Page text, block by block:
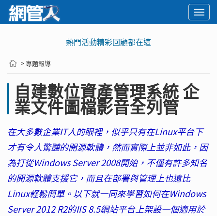
熱門活動精彩回顧都在這
> 專題報導
自建數位資產管理系統 企
業文件圖檔影音全列管
在大多數企業IT人的眼裡，似乎只有在Linux平台下
才有令人驚豔的開源軟體，然而實際上並非如此，因
為打從Windows Server 2008開始，不僅有許多知名
的開源軟體支援它，而且在部署與管理上也遠比
Linux輕鬆簡單。以下就一同來學習如何在Windows
Server 2012 R2的IIS 8.5網站平台上架設一個適用於